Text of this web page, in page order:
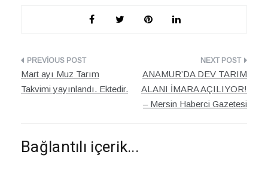
Yazı
dolaşımı
Mart ayı Muz Tarım
Takvimi yayınlandı. Ektedir.
ANAMUR’DA DEV TARIM
ALANI İMARA AÇILIYOR!
– Mersin Haberci Gazetesi
Bağlantılı içerik...